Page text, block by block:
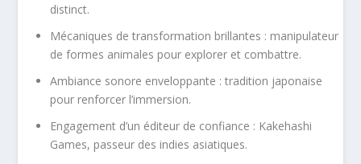
distinct.
Mécaniques de transformation brillantes : manipulateur
de formes animales pour explorer et combattre.
Ambiance sonore enveloppante : tradition japonaise
pour renforcer l’immersion.
Engagement d’un éditeur de confiance : Kakehashi
Games, passeur des indies asiatiques.